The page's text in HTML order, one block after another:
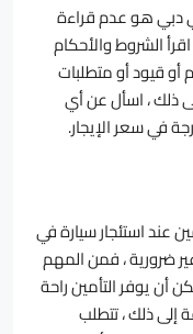
دبي هو عدم قراءة
الشروط والأحكام
قيود أو متطلبات
ذلك ، اسأل عن أي
في سعر الإيجار.
عند استئجار سيارة في
ضرورية ، فمن المهم
أن يوفر التأمين راحة
إلى ذلك ، تتطلب